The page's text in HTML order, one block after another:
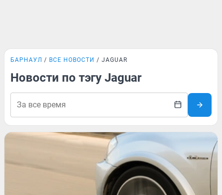
БАРНАУЛ ВСЕ НОВОСТИ JAGUAR
Новости по тэгу Jaguar